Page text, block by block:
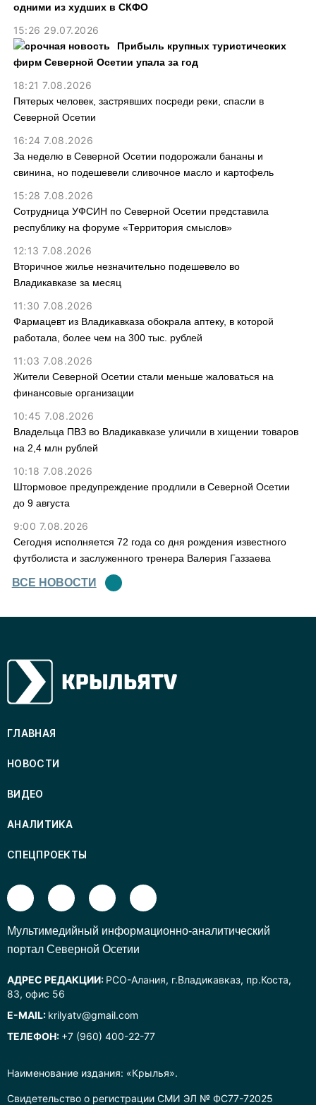
одними из худших в СКФО
15:26 29.07.2026
Прибыль крупных туристических
фирм Северной Осетии упала за год
18:21 7.08.2026
Пятерых человек, застрявших посреди реки, спасли в
Северной Осетии
16:24 7.08.2026
За неделю в Северной Осетии подорожали бананы и
свинина, но подешевели сливочное масло и картофель
15:28 7.08.2026
Сотрудница УФСИН по Северной Осетии представила
республику на форуме «Территория смыслов»
12:13 7.08.2026
Вторичное жилье незначительно подешевело во
Владикавказе за месяц
11:30 7.08.2026
Фармацевт из Владикавказа обокрала аптеку, в которой
работала, более чем на 300 тыс. рублей
11:03 7.08.2026
Жители Северной Осетии стали меньше жаловаться на
финансовые организации
10:45 7.08.2026
Владельца ПВЗ во Владикавказе уличили в хищении товаров
на 2,4 млн рублей
10:18 7.08.2026
Штормовое предупреждение продлили в Северной Осетии
до 9 августа
9:00 7.08.2026
Сегодня исполняется 72 года со дня рождения известного
футболиста и заслуженного тренера Валерия Газзаева
ВСЕ НОВОСТИ
Наименование издания: «Крылья».
Свидетельство о регистрации СМИ ЭЛ № ФС77-72025
ГЛАВНАЯ
НОВОСТИ
ВИДЕО
АНАЛИТИКА
СПЕЦПРОЕКТЫ
Mультимедийный информационно-аналитический
портал Северной Осетии
АДРЕС РЕДАКЦИИ: РСО-Алания, г.Владикавказ, пр.Коста,
83, офис 56
E-MAIL: krilyatv@gmail.com
ТЕЛЕФОН: +7 (960) 400-22-77